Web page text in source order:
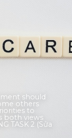
should
others
to
both views
TASK 2 (Sửa